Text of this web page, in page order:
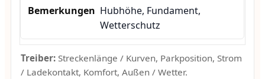
Hubhöhe, Fundament,
Wetterschutz
Treiber:Streckenlänge / Kurven, Parkposition, Strom
/ Ladekontakt, Komfort, Außen / Wetter.